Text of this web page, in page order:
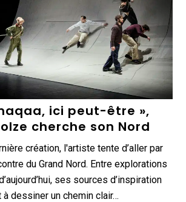
ici peut-être »,
cherche son Nord
création, l'artiste tente d’aller par
du Grand Nord. Entre explorations
ses sources d’inspiration
dessiner un chemin clair…